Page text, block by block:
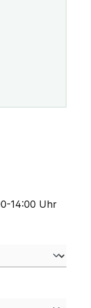
14:00 Uhr